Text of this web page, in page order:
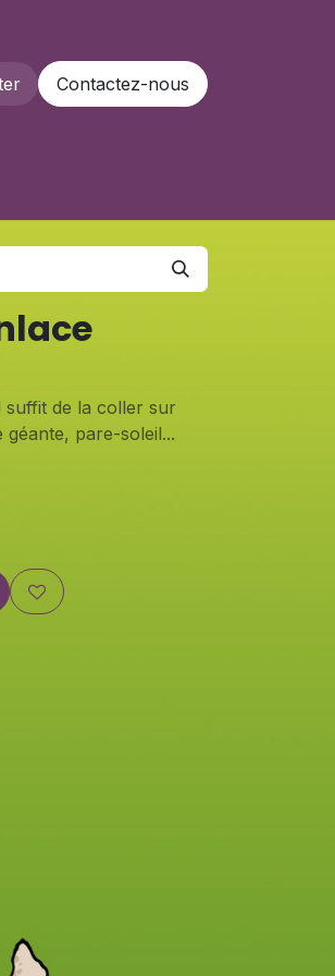
Contactez-nous
de la coller sur
pare-soleil...